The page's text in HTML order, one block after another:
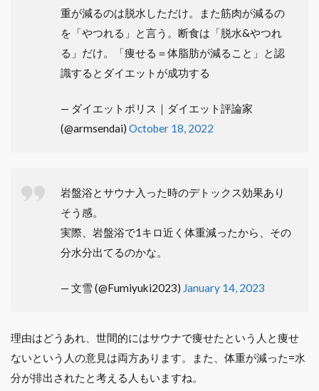
重が減るのは脱水しただけ。また筋肉が減るの
を「やつれる」と言う。断食は「脱水&やつれ
る」だけ。「痩せる＝体脂肪が減ること」と認
識するとダイエットが成功する
— ダイエットポリス｜ダイエット評論家
(@armsendai) October 18, 2022
岩盤浴とサウナ入った時のデトックス効果あり
そう感。
実際、岩盤浴で1キロ近く体重減ったから、その
分水分出てるのかな。
— 文雪 (@Fumiyuki2023) January 14, 2023
理由はどうあれ、世間的にはサウナで痩せたという人と痩せ
ないという人の意見は両方あります。また、体重が減った=水
分が排出されたと考える人もいますね。